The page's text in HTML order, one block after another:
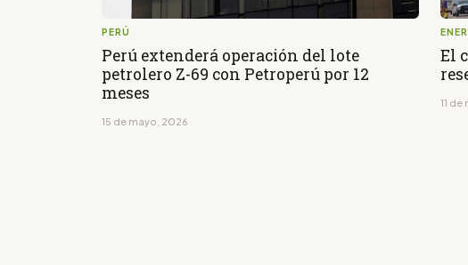
PERÚ
Perú extenderá operación del lote
petrolero Z-69 con Petroperú por 12
meses
15 de mayo, 2026
El
11